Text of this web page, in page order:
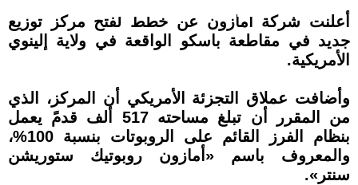
أعلنت شركة أمازون عن خطط لفتح مركز توزيع
جديد في مقاطعة باسكو الواقعة في ولاية إلينوي
الأمريكية.
وأضافت عملاق التجزئة الأمريكي أن المركز، الذي
من المقرر أن تبلغ مساحته 517 ألف قدمً يعمل
بنظام الفرز القائم على الروبوتات بنسبة 100%،
والمعروف باسم «أمازون روبوتيك ستوريشن
سنتر».